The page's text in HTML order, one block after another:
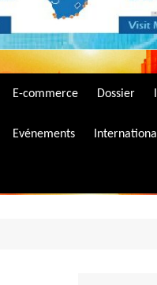
E-commerce Dossier
Evénements International